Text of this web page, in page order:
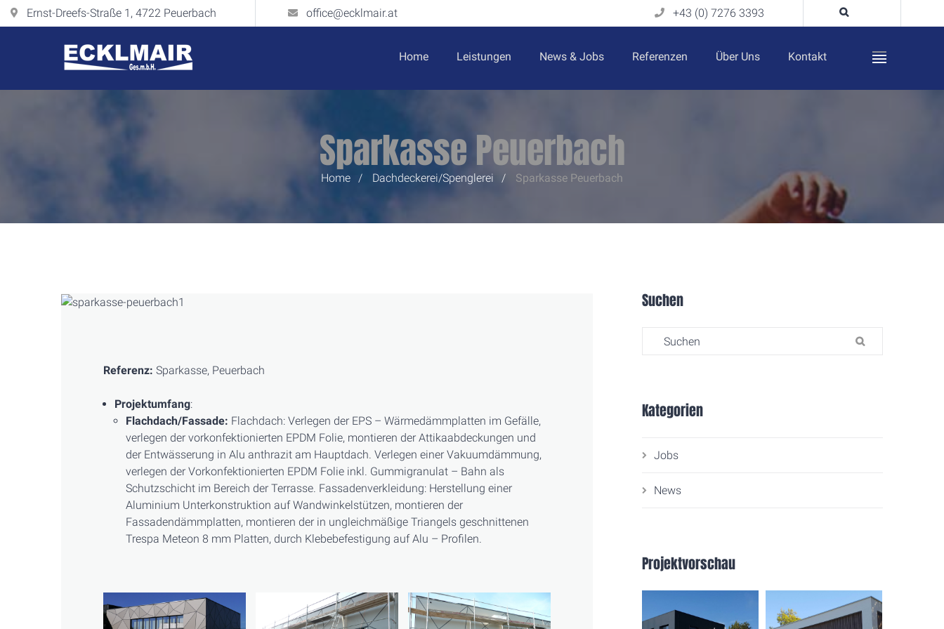
Ernst-Dreefs-Straße 1, 4722 Peuerbach office@ecklmair.at +43 (0) 7276 3393
Home Leistungen News & Jobs Referenzen Über Uns Kontakt
Sparkasse Peuerbach
Home Dachdeckerei/Spenglerei Sparkasse Peuerbach
Referenz: Sparkasse, Peuerbach
Projektumfang:
Flachdach/Fassade: Flachdach: Verlegen der EPS – Wärmedämmplatten im Gefälle,
verlegen der vorkonfektionierten EPDM Folie, montieren der Attikaabdeckungen und
der Entwässerung in Alu anthrazit am Hauptdach. Verlegen einer Vakuumdämmung,
verlegen der Vorkonfektionierten EPDM Folie inkl. Gummigranulat – Bahn als
Schutzschicht im Bereich der Terrasse. Fassadenverkleidung: Herstellung einer
Aluminium Unterkonstruktion auf Wandwinkelstützen, montieren der
Fassadendämmplatten, montieren der in ungleichmäßige Triangels geschnittenen
Trespa Meteon 8 mm Platten, durch Klebebefestigung auf Alu – Profilen.
Suchen
Search for:
Kategorien
Jobs
News
Projektvorschau